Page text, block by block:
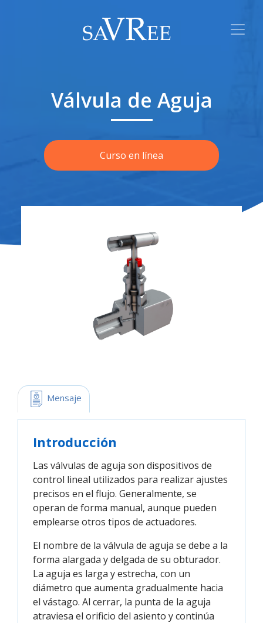
Válvula de Aguja
Curso en línea
Mensaje
Introducción
Las válvulas de aguja son dispositivos de
control lineal utilizados para realizar ajustes
precisos en el flujo. Generalmente, se
operan de forma manual, aunque pueden
emplearse otros tipos de actuadores.
El nombre de la válvula de aguja se debe a la
forma alargada y delgada de su obturador.
La aguja es larga y estrecha, con un
diámetro que aumenta gradualmente hacia
el vástago. Al cerrar, la punta de la aguja
atraviesa el orificio del asiento y continúa